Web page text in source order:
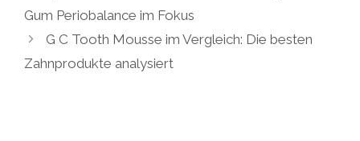
Gum Periobalance im Fokus
G C Tooth Mousse im Vergleich: Die besten
Zahnprodukte analysiert